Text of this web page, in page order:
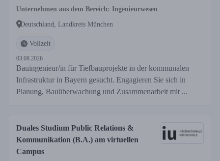
Unternehmen aus dem Bereich: Ingenieurwesen
Deutschland, Landkreis München
Vollzeit
03.08.2026
Bauingenieur/in für Tiefbauprojekte in der kommunalen
Infrastruktur in Bayern gesucht. Engagieren Sie sich in
Planung, Bauüberwachung und Zusammenarbeit mit ...
Duales Studium Public Relations &
Kommunikation (B.A.) am virtuellen
Campus